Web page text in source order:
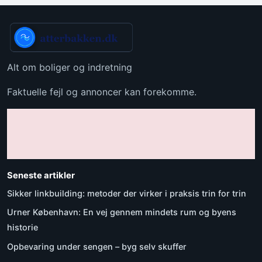
Alt om boliger og indretning
Faktuelle fejl og annoncer kan forekomme.
Seneste artikler
Sikker linkbuilding: metoder der virker i praksis trin for trin
Urner København: En vej gennem mindets rum og byens
historie
Opbevaring under sengen – byg selv skuffer